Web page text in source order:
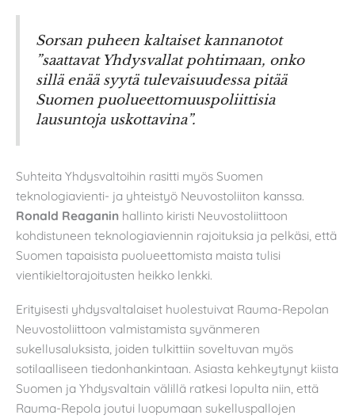
Sorsan puheen kaltaiset kannanotot
”saattavat Yhdysvallat pohtimaan, onko
sillä enää syytä tulevaisuudessa pitää
Suomen puolueettomuuspoliittisia
lausuntoja uskottavina”.
Suhteita Yhdysvaltoihin rasitti myös Suomen
teknologiavienti- ja yhteistyö Neuvostoliiton kanssa.
Ronald Reaganin hallinto kiristi Neuvostoliittoon
kohdistuneen teknologiaviennin rajoituksia ja pelkäsi, että
Suomen tapaisista puolueettomista maista tulisi
vientikieltorajoitusten heikko lenkki.
Erityisesti yhdysvaltalaiset huolestuivat Rauma-Repolan
Neuvostoliittoon valmistamista syvänmeren
sukellusaluksista, joiden tulkittiin soveltuvan myös
sotilaalliseen tiedonhankintaan. Asiasta kehkeytynyt kiista
Suomen ja Yhdysvaltain välillä ratkesi lopulta niin, että
Rauma-Repola joutui luopumaan sukelluspallojen